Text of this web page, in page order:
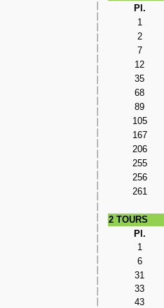
Pl.
1
2
7
12
35
68
89
105
167
206
255
256
261
2 TOURS
Pl.
1
6
31
33
43